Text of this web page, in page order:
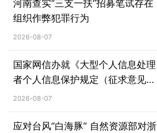
河南查实“三支一扶”招募笔试存在
组织作弊犯罪行为
2026-08-07
国家网信办就《大型个人信息处理
者个人信息保护规定（征求意见
稿）》公开征求意见
2026-08-07
应对台风“白海豚” 自然资源部对浙